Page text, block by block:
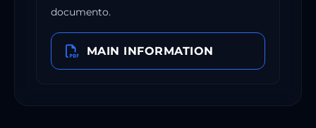
documento.
MAIN INFORMATION